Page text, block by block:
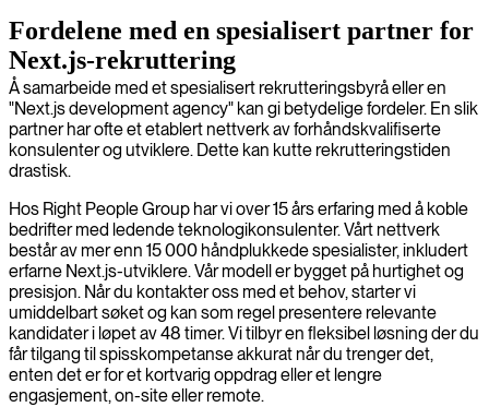
Fordelene med en spesialisert partner for
Next.js-rekruttering
Å samarbeide med et spesialisert rekrutteringsbyrå eller en
"Next.js development agency" kan gi betydelige fordeler. En slik
partner har ofte et etablert nettverk av forhåndskvalifiserte
konsulenter og utviklere. Dette kan kutte rekrutteringstiden
drastisk.
Hos Right People Group har vi over 15 års erfaring med å koble
bedrifter med ledende teknologikonsulenter. Vårt nettverk
består av mer enn 15 000 håndplukkede spesialister, inkludert
erfarne Next.js-utviklere. Vår modell er bygget på hurtighet og
presisjon. Når du kontakter oss med et behov, starter vi
umiddelbart søket og kan som regel presentere relevante
kandidater i løpet av 48 timer. Vi tilbyr en fleksibel løsning der du
får tilgang til spisskompetanse akkurat når du trenger det,
enten det er for et kortvarig oppdrag eller et lengre
engasjement, on-site eller remote.